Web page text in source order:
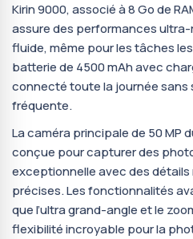
Kirin 9000, associé à 8 Go de
assure des performances
fluide, même pour les tâches
batterie de 4500 mAh avec
connecté toute la journée sans
fréquente.
La caméra principale de 50 MP
conçue pour capturer des
exceptionnelle avec des
précises. Les fonctionnalités
que l’ultra grand-angle et le
flexibilité incroyable pour la